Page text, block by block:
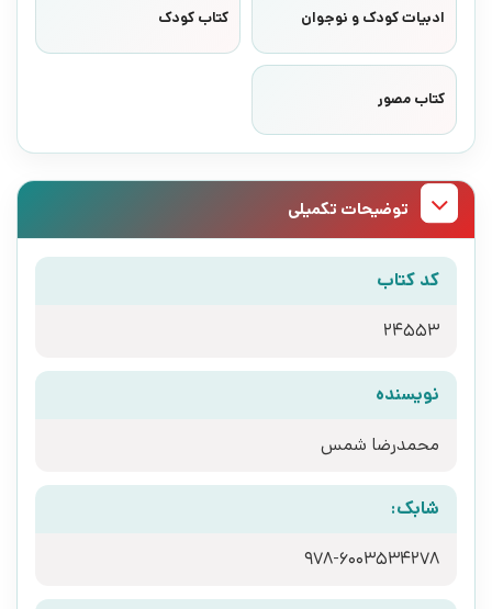
ادبیات کودک و نوجوان کتاب کودک
کتاب مصور
توضیحات تکمیلی
کد کتاب
24553
نویسنده
محمدرضا شمس
شابک:
978-6003534278